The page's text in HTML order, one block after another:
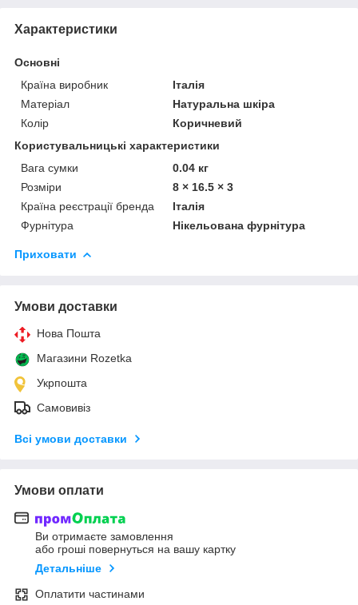
Характеристики
Основні
Країна виробник
Італія
Матеріал
Натуральна шкіра
Колір
Коричневий
Користувальницькі характеристики
Вага сумки
0.04 кг
Розміри
8 × 16.5 × 3
Країна реєстрації бренда
Італія
Фурнітура
Нікельована фурнітура
Приховати
Умови доставки
Нова Пошта
Магазини Rozetka
Укрпошта
Самовивіз
Всі умови доставки
Умови оплати
Ви отримаєте замовлення
або гроші повернуться на вашу картку
Детальніше
Оплатити частинами